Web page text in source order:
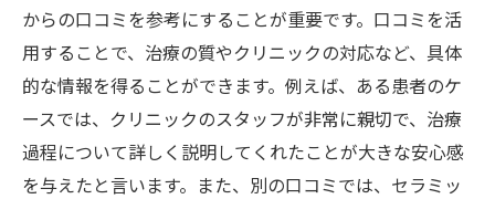
からの口コミを参考にすることが重要です。口コミを活
用することで、治療の質やクリニックの対応など、具体
的な情報を得ることができます。例えば、ある患者のケ
ースでは、クリニックのスタッフが非常に親切で、治療
過程について詳しく説明してくれたことが大きな安心感
を与えたと言います。また、別の口コミでは、セラミッ